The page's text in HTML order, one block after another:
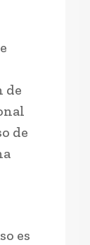
de
de
es